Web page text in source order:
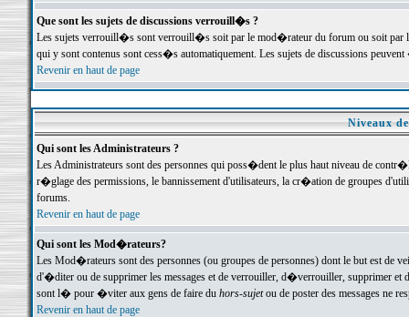
Que sont les sujets de discussions verrouill�s ?
Les sujets verrouill�s sont verrouill�s soit par le mod�rateur du forum ou soit par
qui y sont contenus sont cess�s automatiquement. Les sujets de discussions
Revenir en haut de page
Niveaux
Qui sont les Administrateurs ?
Les Administrateurs sont des personnes qui poss�dent le plus haut niveau de
r�glage des permissions, le bannissement d'utilisateurs, la cr�ation de groupes
forums.
Revenir en haut de page
Qui sont les Mod�rateurs?
Les Mod�rateurs sont des personnes (ou groupes de personnes) dont le but est de
d'�diter ou de supprimer les messages et de verrouiller, d�verrouiller, supprimer
sont l� pour �viter aux gens de faire du hors-sujetou de poster des messages ne
Revenir en haut de page